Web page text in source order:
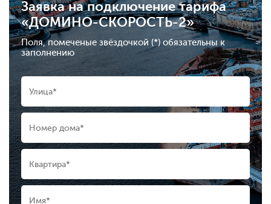
Заявка на подключение тарифа
«ДОМИНО-СКОРОСТЬ-2»
Поля, помеченые звёздочкой (*) обязательны к
заполнению